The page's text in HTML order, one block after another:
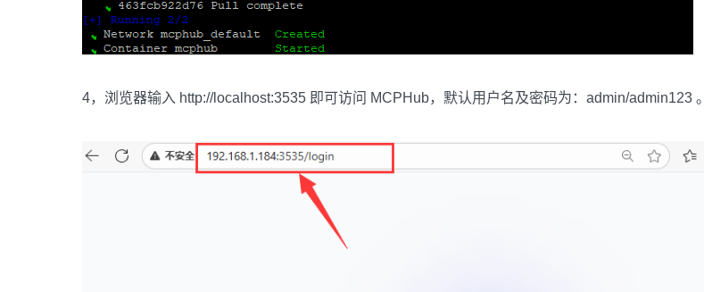
4，浏览器输入 http://localhost:3535 即可访问 MCPHub，默认用户名及密码为：admin/admin123 。